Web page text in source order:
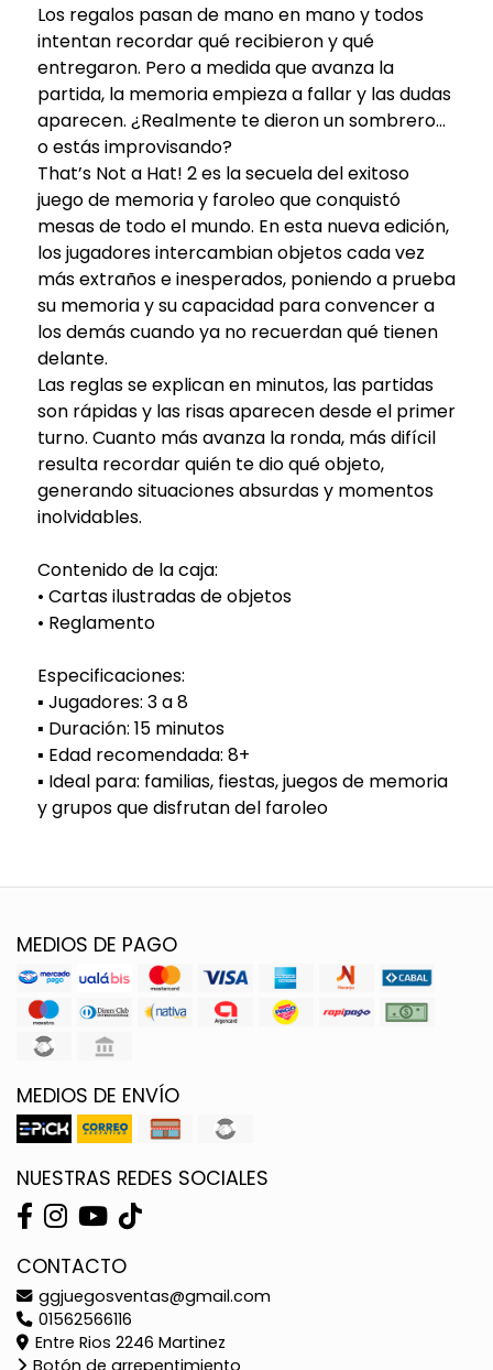
Los regalos pasan de mano en mano y todos
intentan recordar qué recibieron y qué
entregaron. Pero a medida que avanza la
partida, la memoria empieza a fallar y las dudas
aparecen. ¿Realmente te dieron un sombrero…
o estás improvisando?
That’s Not a Hat! 2 es la secuela del exitoso
juego de memoria y faroleo que conquistó
mesas de todo el mundo. En esta nueva edición,
los jugadores intercambian objetos cada vez
más extraños e inesperados, poniendo a prueba
su memoria y su capacidad para convencer a
los demás cuando ya no recuerdan qué tienen
delante.
Las reglas se explican en minutos, las partidas
son rápidas y las risas aparecen desde el primer
turno. Cuanto más avanza la ronda, más difícil
resulta recordar quién te dio qué objeto,
generando situaciones absurdas y momentos
inolvidables.
Contenido de la caja:
• Cartas ilustradas de objetos
• Reglamento
Especificaciones:
▪️ Jugadores: 3 a 8
▪️ Duración: 15 minutos
▪️ Edad recomendada: 8+
▪️ Ideal para: familias, fiestas, juegos de memoria
y grupos que disfrutan del faroleo
MEDIOS DE PAGO
MEDIOS DE ENVÍO
NUESTRAS REDES SOCIALES
CONTACTO
ggjuegosventas@gmail.com
01562566116
Entre Rios 2246 Martinez
Botón de arrepentimiento